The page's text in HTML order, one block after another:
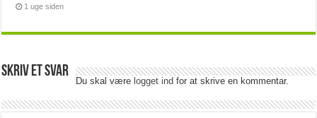
1 uge siden
Skriv et svar
Du skal værelogget ind for at skrive en kommentar.